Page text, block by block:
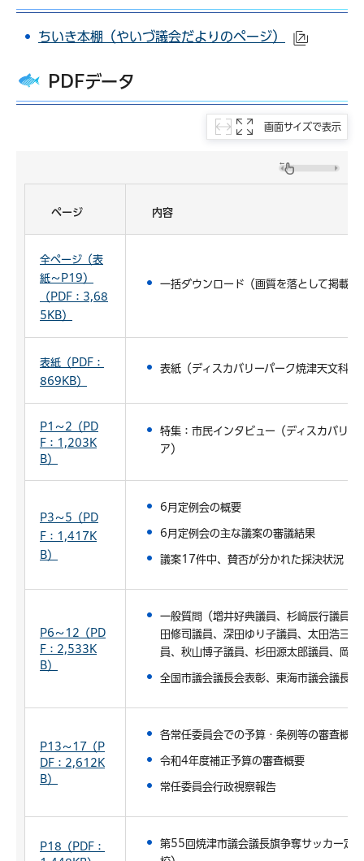
ちいき本棚（やいづ議会だよりのページ）
PDFデータ
画面サイズで表示
ページ 内容
全ページ（表
紙～P19）
（PDF：3,68
5KB）
一括ダウンロード（画質を落として掲載し
表紙（PDF：
869KB）
表紙（ディスカバリーパーク焼津天文科学
P1～2（PD
F：1,203K
B）
特集：市民インタビュー（ディスカバリ
ア）
P3～5（PD
F：1,417K
B）
6月定例会の概要
6月定例会の主な議案の審議結果
議案17件中、賛否が分かれた採決状況
P6～12（PD
F：2,533K
B）
一般質問（増井好典議員、杉﨑辰行議員
田修司議員、深田ゆり子議員、太田浩三
員、秋山博子議員、杉田源太郎議員、岡田
全国市議会議長会表彰、東海市議会議長会
P13～17（P
DF：2,612K
B）
各常任委員会での予算・条例等の審査概要
令和4年度補正予算の審査概要
常任委員会行政視察報告
P18（PDF：
第55回焼津市議会議長旗争奪サッカー定